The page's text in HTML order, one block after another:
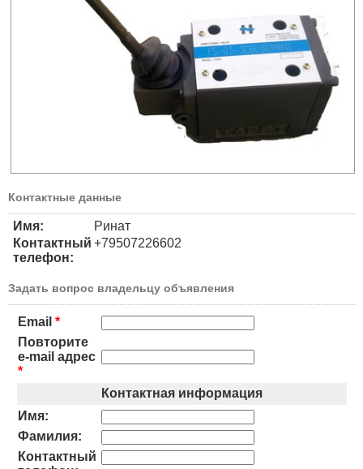
Контактные данные
Имя:
Ринат
Контактный
телефон:
+79507226602
Задать вопрос владельцу объявления
Email *
Повторите
e-mail адрес
*
Контактная информация
Имя:
Фамилия:
Контактный